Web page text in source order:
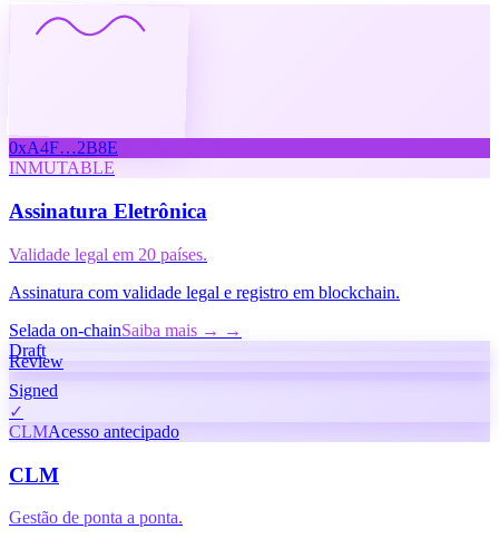
0xA4F…2B8E
INMUTABLE
Assinatura Eletrônica
Validade legal em 20 países.
Assinatura com validade legal e registro em blockchain.
Selada on-chainSaiba mais → →
Draft
Review
Signed
✓
CLMAcesso antecipado
CLM
Gestão de ponta a ponta.